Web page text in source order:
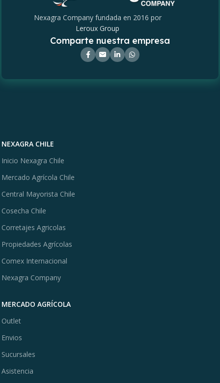
Nexagra Company fundada en 2016 por
Leroux Group
Comparte nuestra empresa
NEXAGRA CHILE
Inicio Nexagra Chile
Mercado Agrícola Chile
Central Mayorista Chile
Cosecha Chile
Corretajes Agricolas
Propiedades Agrícolas
Comex Internacional
Nexagra Company
MERCADO AGRÍCOLA
Outlet
Envios
Sucursales
Asistencia